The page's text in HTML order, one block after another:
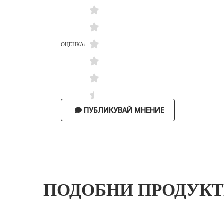
ОЦЕНКА:
ПУБЛИКУВАЙ МНЕНИЕ
ПОДОБНИ